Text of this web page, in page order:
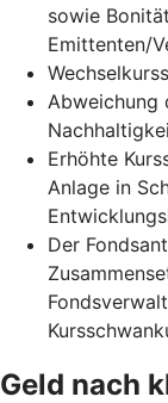
sowie
Emittenten/
Abweichung
Erhöhte
Anlage in
Der
Geld nach